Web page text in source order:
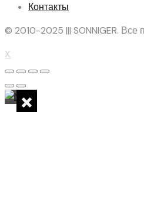
Контакты
© 2010-2025 ||| SONNIGER.
X
×